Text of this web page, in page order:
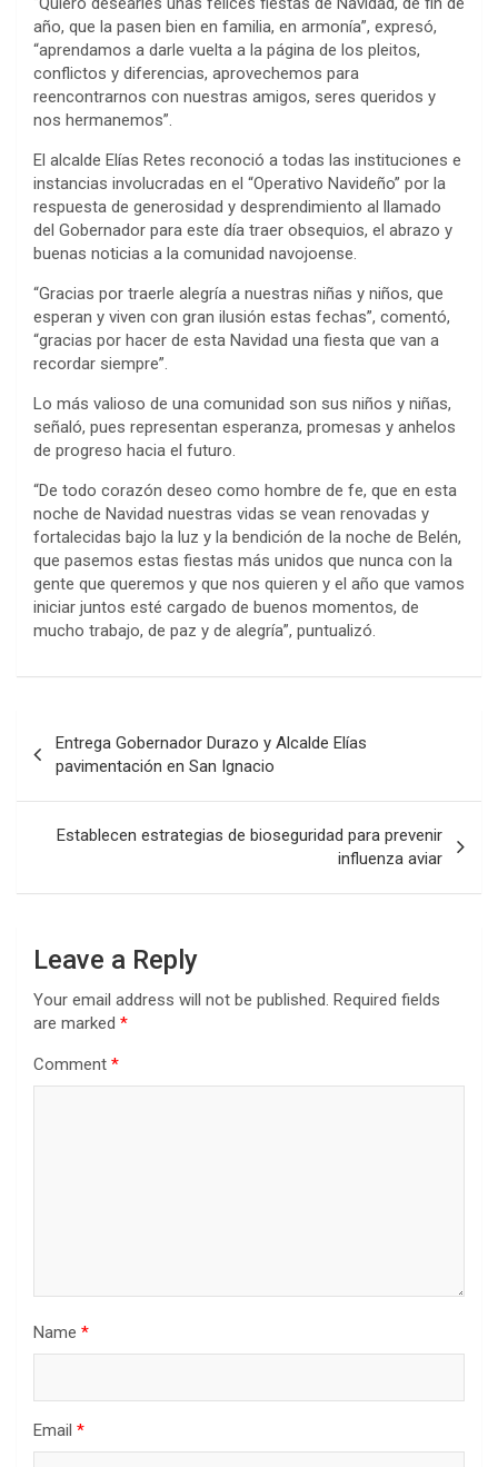
año, que la pasen bien en familia, en armonía”, expresó,
“aprendamos a darle vuelta a la página de los pleitos,
conflictos y diferencias, aprovechemos para
reencontrarnos con nuestras amigos, seres queridos y
nos hermanemos”.
El alcalde Elías Retes reconoció a todas las instituciones e
instancias involucradas en el “Operativo Navideño” por la
respuesta de generosidad y desprendimiento al llamado
del Gobernador para este día traer obsequios, el abrazo y
buenas noticias a la comunidad navojoense.
“Gracias por traerle alegría a nuestras niñas y niños, que
esperan y viven con gran ilusión estas fechas”, comentó,
“gracias por hacer de esta Navidad una fiesta que van a
recordar siempre”.
Lo más valioso de una comunidad son sus niños y niñas,
señaló, pues representan esperanza, promesas y anhelos
de progreso hacia el futuro.
“De todo corazón deseo como hombre de fe, que en esta
noche de Navidad nuestras vidas se vean renovadas y
fortalecidas bajo la luz y la bendición de la noche de Belén,
que pasemos estas fiestas más unidos que nunca con la
gente que queremos y que nos quieren y el año que vamos
iniciar juntos esté cargado de buenos momentos, de
mucho trabajo, de paz y de alegría”, puntualizó.
navigation
Entrega Gobernador Durazo y Alcalde Elías
pavimentación en San Ignacio
Establecen estrategias de bioseguridad para prevenir
influenza aviar
Leave a Reply
Your email address will not be published. Required fields
are marked *
Comment *
Name *
Email *